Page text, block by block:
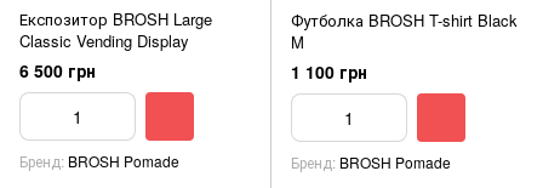
Експозитор BROSH Large
Classic Vending Display
6 500 грн
Бренд BROSH Pomade
Футболка BROSH T-shirt Black
M
1 100 грн
Бренд BROSH Pomade